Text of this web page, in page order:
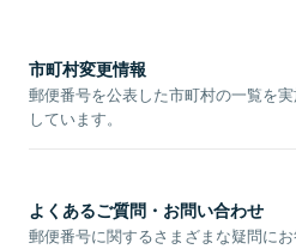
市町村変更情報
郵便番号を公表した市町村の一覧を
しています。
よくあるご質問・お問い合わせ
郵便番号に関するさまざまな疑問にお